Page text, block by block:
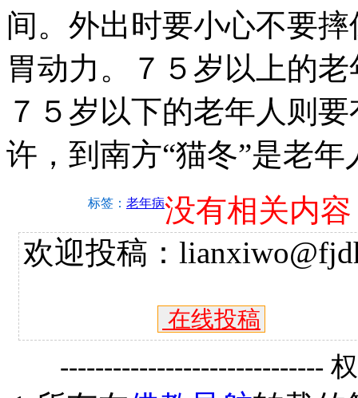
间。外出时要小心不要
胃动力。７５岁以上的
７５岁以下的老年人则
许，到南方“猫冬”是老
标签： 老年病没有相关内容
欢迎投稿：
在线投稿
------------------------------